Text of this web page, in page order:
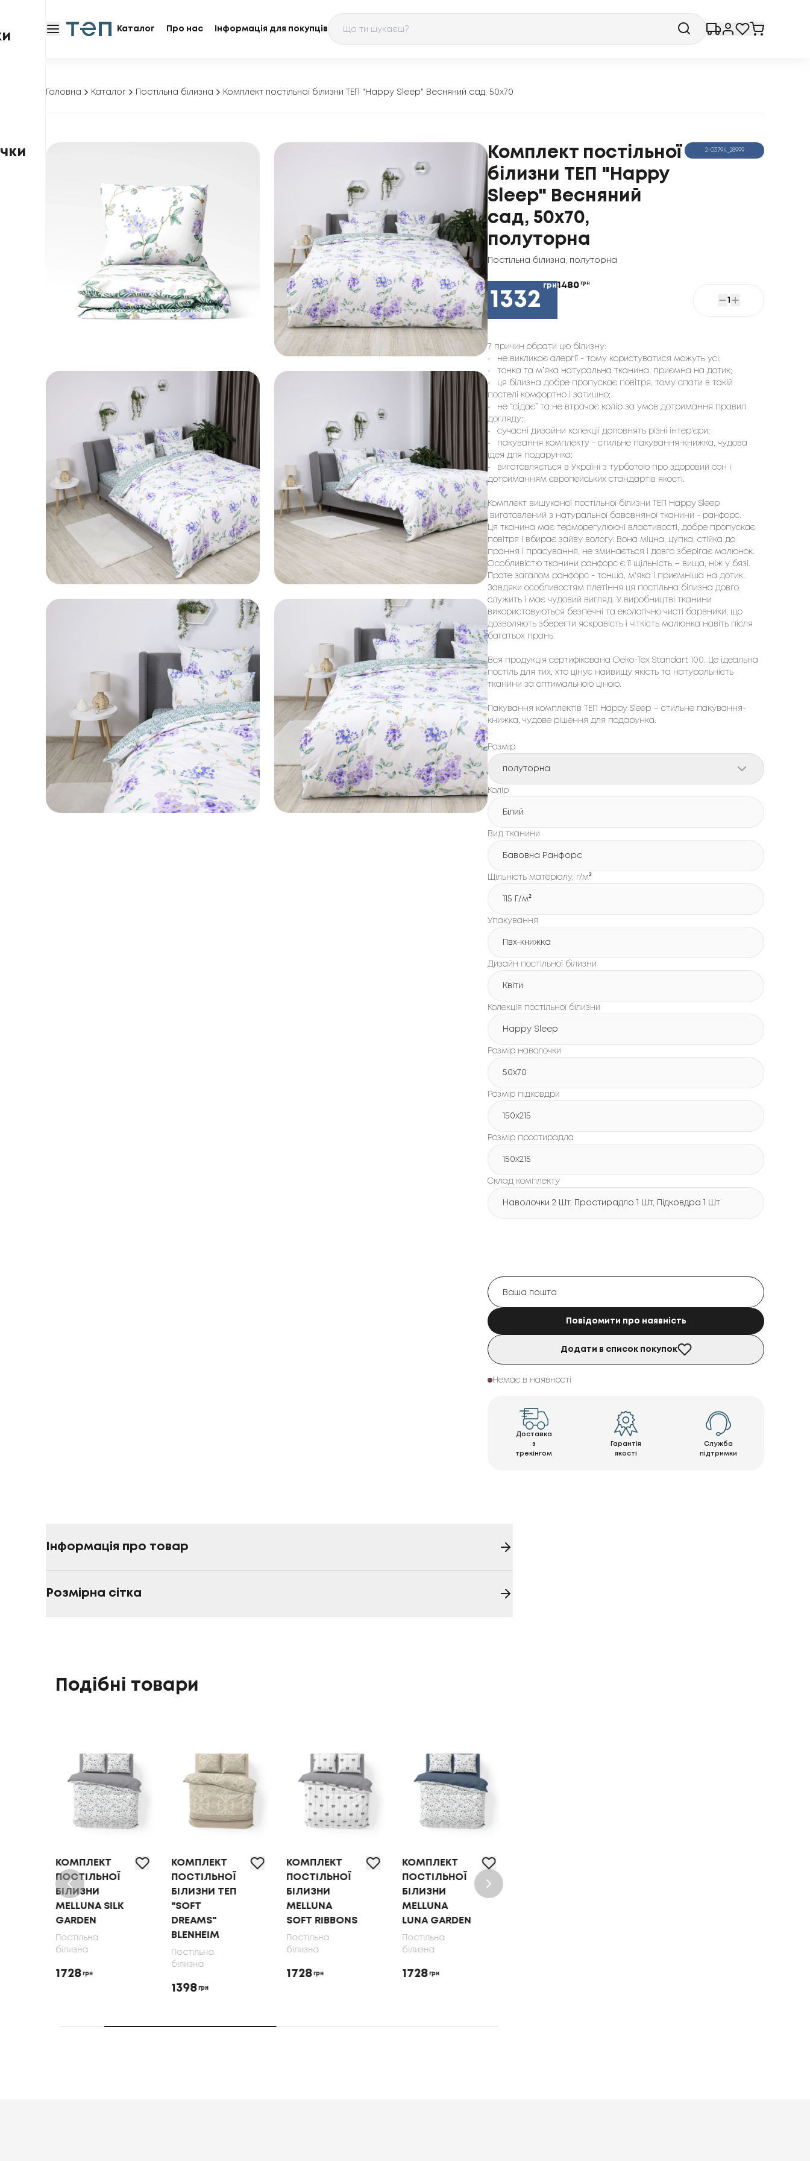
Каталог Про нас Інформація для покупців
Головна Каталог Постільна білизна Комплект постільної білизни ТЕП "Happy Sleep" Весняний сад, 50x70
Комплект постільної
білизни ТЕП "Happy
Sleep" Весняний
сад, 50x70,
полуторна
Постільна білизна полуторна
2-03794_28999
1332
грн1480 грн
1
7 причин обрати цю білизну:
•
не викликає алергії - тому користуватися можуть усі;
•
тонка та м’яка натуральна тканина, приємна на дотик;
•
ця білизна добре пропускає повітря, тому спати в такій
постелі комфортно і затишно;
•
не “сідає” та не втрачає колір за умов дотримання правил
догляду;
•
сучасні дизайни колекції доповнять різні інтер'єри;
•
пакування комплекту - стильне пакування-книжка, чудова
ідея для подарунка;
•
виготовляється в Україні з турботою про здоровий сон і
дотриманням європейських стандартів якості.
Комплект вишуканої постільної білизни ТЕП Happy Sleep
виготовлений з натуральної бавовняної тканини - ранфорс.
Ця тканина має терморегулюючі властивості, добре пропускає
повітря і вбирає зайву вологу. Вона міцна, цупка, стійка до
прання і прасування, не зминається і довго зберігає малюнок.
Особливістю тканини ранфорс є її щільність – вища, ніж у бязі.
Проте загалом ранфорс - тонша, м'яка і приємніша на дотик.
Завдяки особливостям плетіння ця постільна білизна довго
служить і має чудовий вигляд. У виробництві тканини
використовуються безпечні та екологічно чисті барвники, що
дозволяють зберегти яскравість і чіткість малюнка навіть після
багатьох прань.
Вся продукція сертифікована Oeko-Tex Standart 100. Це ідеальна
постіль для тих, хто цінує найвищу якість та натуральність
тканини за оптимальною ціною.
Пакування комплектів ТЕП Happy Sleep – стильне пакування-
книжка, чудове рішення для подарунка.
Розмір
полуторна
Колір
Білий
Вид тканини
Бавовна Ранфорс
Щільність матеріалу, г/м²
115 Г/м²
Упакування
Пвх-книжка
Дизайн постільної білизни
Квіти
Колекція постільної білизни
Happy Sleep
Розмір наволочки
50x70
Розмір підковдри
150х215
Розмір простирадла
150х215
Склад комплекту
Наволочки 2 Шт, Простирадло 1 Шт, Підковдра 1 Шт
Повідомити про наявність
Додати в список покупок
Немає в наявності
Доставка
з
трекінгом
Гарантія
якості
Служба
підтримки
Інформація про товар
Розмірна сітка
Подібні товари
КОМПЛЕКТ
ПОСТІЛЬНОЇ
БІЛИЗНИ
MELLUNA SILK
GARDEN
Постільна
білизна
1728 грн
КОМПЛЕКТ
ПОСТІЛЬНОЇ
БІЛИЗНИ ТЕП
"SOFT
DREAMS"
BLENHEIM
Постільна
білизна
1398 грн
КОМПЛЕКТ
ПОСТІЛЬНОЇ
БІЛИЗНИ
MELLUNA
SOFT RIBBONS
Постільна
білизна
1728 грн
КОМПЛЕКТ
ПОСТІЛЬНОЇ
БІЛИЗНИ
MELLUNA
LUNA GARDEN
Постільна
білизна
1728 грн